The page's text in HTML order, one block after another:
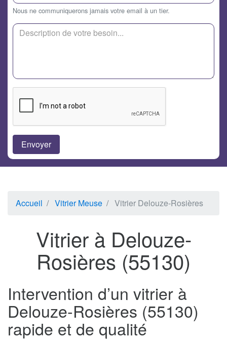
Nous ne communiquerons jamais votre email à un tier.
Accueil Vitrier Meuse Vitrier Delouze-Rosières
Vitrier à Delouze-
Rosières (55130)
Intervention d’un vitrier à
Delouze-Rosières (55130)
rapide et de qualité